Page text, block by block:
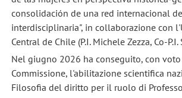
consolidación de una red internacional
interdisciplinaria", in collaborazione con
Central de Chile (P.I. Michele Zezza, Co-
Nel giugno 2026 ha conseguito, con
Commissione, l'abilitazione scientifica
Filosofia del diritto per il ruolo di